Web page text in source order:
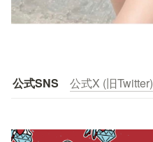
公式SNS 公式X (旧Twitter)